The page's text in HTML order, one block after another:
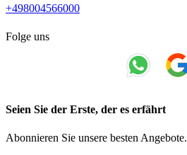
+498004566000
Folge uns
Seien Sie der Erste, der es erfährt
Abonnieren Sie unsere besten Angebote.